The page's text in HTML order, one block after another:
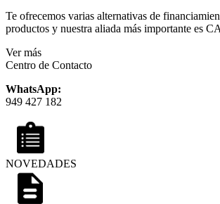
Te ofrecemos varias alternativas de
productos y nuestra aliada más importante es
Ver más
Centro de Contacto
WhatsApp:
949 427 182
NOVEDADES